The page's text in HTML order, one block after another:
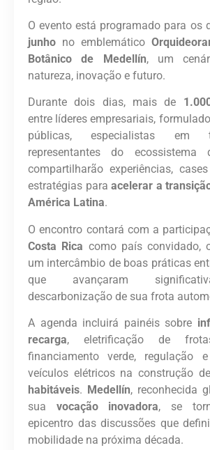
O evento está programado para os
junho no emblemático
Botânico de Medellín, um
natureza, inovação e futuro.
Durante dois dias, mais de
entre líderes empresariais,
públicas, especialistas em
representantes do ecossistema
compartilharão experiências,
estratégias para acelerar a
América Latina.
O encontro contará com a
Costa Rica como país convidado,
um intercâmbio de boas práticas
que avançaram
descarbonização de sua frota
A agenda incluirá painéis sobre
recarga, eletrificação de
financiamento verde, regulação
veículos elétricos na construção
habitáveis. Medellín, reconhecida
sua vocação inovadora, se
epicentro das discussões que
mobilidade na próxima década.